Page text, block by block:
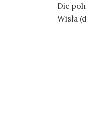
Die
Wisła